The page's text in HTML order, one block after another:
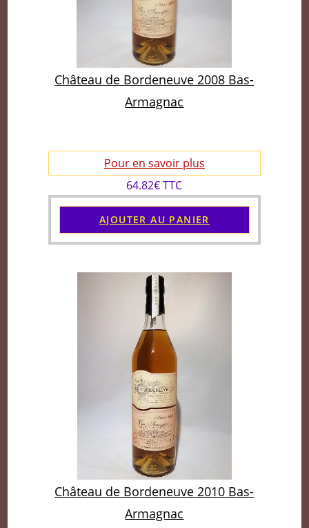
Château de Bordeneuve 2008 Bas-
Armagnac
Pour en savoir plus
64.82€ TTC
AJOUTER AU PANIER
Château de Bordeneuve 2010 Bas-
Armagnac